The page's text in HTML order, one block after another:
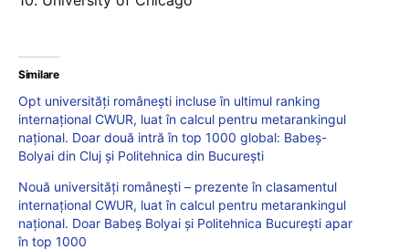
Similare
Opt universități românești incluse în ultimul ranking
internațional CWUR, luat în calcul pentru metarankingul
național. Doar două intră în top 1000 global: Babeș-
Bolyai din Cluj și Politehnica din București
Nouă universități românești – prezente în clasamentul
internațional CWUR, luat în calcul pentru metarankingul
național. Doar Babeș Bolyai și Politehnica București apar
în top 1000